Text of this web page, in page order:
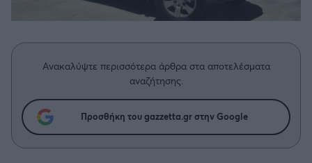
Δημήτρης Τσορμπατζόγλου
Άρης
Βόλος
Ανακαλύψτε περισσότερα άρθρα στα αποτελέσματα
αναζήτησης.
Προσθήκη του gazzetta.gr στην Google